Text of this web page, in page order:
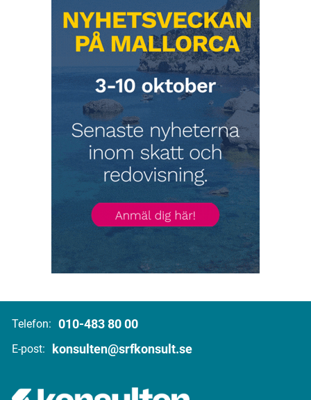
Telefon: 010-483 80 00
E-post: konsulten@srfkonsult.se